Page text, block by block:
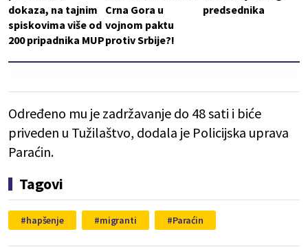
dokaza, na tajnim
spiskovima više od
200 pripadnika MUP
Crna Gora u
vojnom paktu
protiv Srbije?!
predsednika
Određeno mu je zadržavanje do 48 sati i biće
priveden u Tužilaštvo, dodala je Policijska uprava
Paraćin.
Tagovi
hapšenje migranti Paraćin